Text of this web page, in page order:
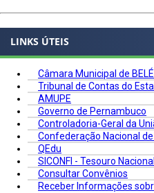
LINKS ÚTEIS
Câmara Municipal de
Tribunal de Contas do
AMUPE
Governo de Pernambuco
Controladoria-Geral da
Confederação Nacional
QEdu
SICONFI - Tesouro Nacional
Consultar Convênios
Receber Informações